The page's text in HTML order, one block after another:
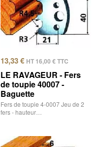
13,33€ HT 16,00 €TTC
LE RAVAGEUR - Fers
de toupie 40007 -
Baguette
Fers de toupie 4-0007 Jeu de 2
fers - hauteur…